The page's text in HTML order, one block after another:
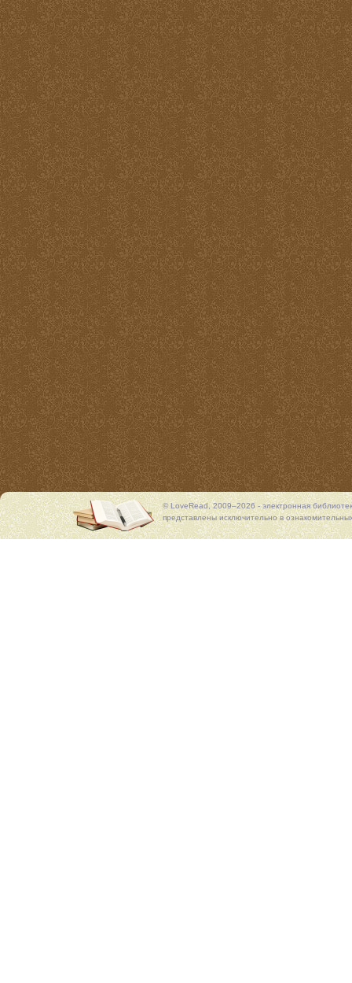
© LoveRead, 2009–2026 - электронная
представлены исключительно в